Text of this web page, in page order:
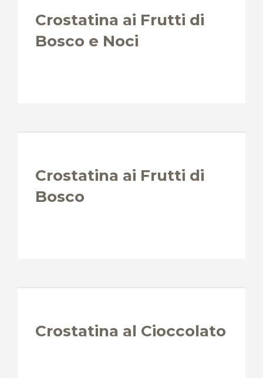
Crostatina ai Frutti di
Bosco e Noci
Crostatina ai Frutti di
Bosco
Crostatina al Cioccolato